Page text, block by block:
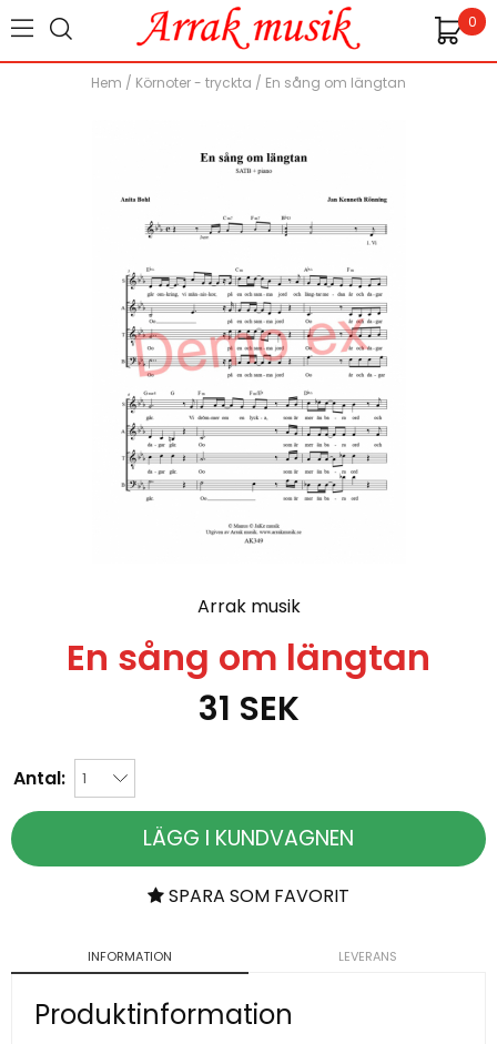
0
Hem / Körnoter - tryckta / En sång om längtan
Arrak musik
En sång om längtan
31 SEK
Antal:
LÄGG I KUNDVAGNEN
SPARA SOM FAVORIT
INFORMATION LEVERANS
Produktinformation